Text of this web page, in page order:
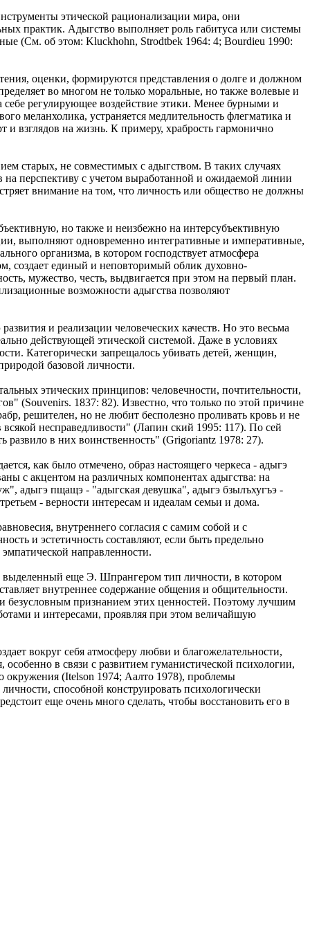
этической рационализации мира, они
практик. Адыгство выполняет роль габитуса или системы
(См. об этом: Kluckhohn, Strodtbek 1964: 4; Bourdieu 1990:
оценки, формируются представления о долге и должном
во многом не только моральные, но также волевые и
регулирующее воздействие этики. Менее бурными и
меланхолика, устраняется медлительность флегматика и
и взглядов на жизнь. К примеру, храбрость гармонично
старых, не совместимых с адыгством. В таких случаях
на перспективу с учетом выработанной и ожидаемой линии
внимание на том, что личность или общество не должны
но также и неизбежно на интерсубъективную
выполняют одновременно интегративные и императивные,
организма, в котором господствует атмосфера
создает единый и неповторимый облик духовно-
мужество, честь, выдвигается при этом на первый план.
возможности адыгства позволяют
и реализации человеческих качеств. Но это весьма
действующей этической системой. Даже в условиях
Категорически запрещалось убивать детей, женщин,
базовой личности.
этических принципов: человечности, почтительности,
(Souvenirs. 1837: 82). Известно, что только по этой причине
решителен, но не любит бесполезно проливать кровь и не
всякой несправедливости" (Лапин ский 1995: 117). По сей
развило в них воинственность" (Grigoriantz 1978: 27).
как было отмечено, образ настоящего черкеса - адыгэ
с акцентом на различных компонентах адыгства: на
адыгэ пщащэ - "адыгская девушка", адыгэ бзылъхугъэ -
- верности интересам и идеалам семьи и дома.
внутреннего согласия с самим собой и с
и эстетичность составляют, если быть предельно
направленности.
выделенный еще Э. Шпрангером тип личности, в котором
внутреннее содержание общения и общительности.
безусловным признанием этих ценностей. Поэтому лучшим
и интересами, проявляя при этом величайшую
вокруг себя атмосферу любви и благожелательности,
в связи с развитием гуманистической психологии,
окружения (Itelson 1974; Аалто 1978), проблемы
способной конструировать психологически
еще очень много сделать, чтобы восстановить его в